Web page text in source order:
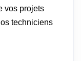
vos projets
techniciens